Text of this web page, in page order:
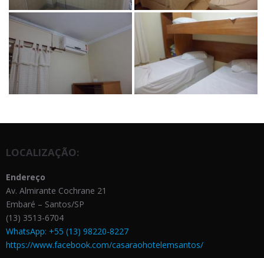
LOCALIZAÇÃO:
Endereço
Av. Almirante Cochrane 21
Embaré – Santos/SP
(13) 3513-6704
WhatsApp: +55 (13) 98220-8227
https://www.facebook.com/casaraohotelemsantos/